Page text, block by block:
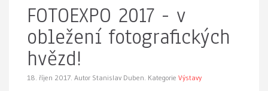
FOTOEXPO 2017 - v
obležení fotografických
hvězd!
18. říjen 2017. Autor Stanislav Duben. Kategorie Výstavy